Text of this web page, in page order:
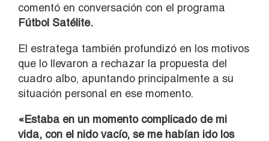
comentó en conversación con el programa
Fútbol Satélite.
El estratega también profundizó en los motivos
que lo llevaron a rechazar la propuesta del
cuadro albo, apuntando principalmente a su
situación personal en ese momento.
«Estaba en un momento complicado de mi
vida, con el nido vacío, se me habían ido los